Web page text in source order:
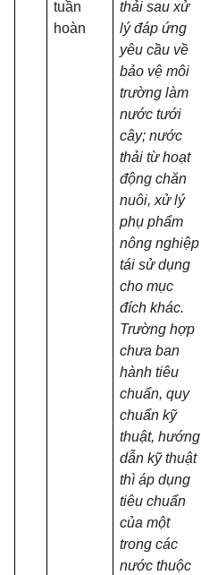
tuần
hoàn
thải sau xử
lý đáp ứng
yêu cầu về
bảo vệ môi
trường làm
nước tưới
cây; nước
thải từ hoạt
động chăn
nuôi, xử lý
phụ phẩm
nông nghiệp
tái sử dụng
cho mục
đích khác.
Trường hợp
chưa ban
hành tiêu
chuẩn, quy
chuẩn kỹ
thuật, hướng
dẫn kỹ thuật
thì áp dụng
tiêu chuẩn
của một
trong các
nước thuộc